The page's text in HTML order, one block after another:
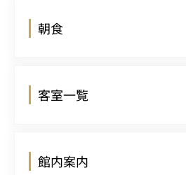
朝食
客室一覧
館内案内